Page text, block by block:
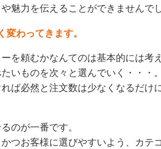
魅力を伝えることができませんで
わってきます。
を頼むかなんてのは基本的には考
いものを次々と選んでいく・・・
ば必然と注文数は少なくなるだけ
のが一番です。
つお客様に選びやすいよう、カテ